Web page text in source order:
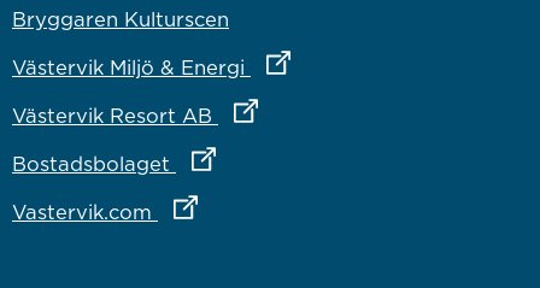
Bryggaren Kulturscen
Västervik Miljö & Energi
Länk till annan webbplats
Västervik Resort AB Länk till annan webbplats
Bostadsbolaget Länk till annan webbplats
Vastervik.com Länk till annan webbplats